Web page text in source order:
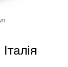
Італія